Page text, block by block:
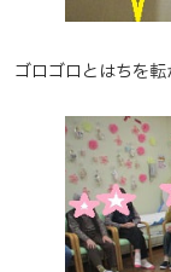
ゴロゴロとはちを